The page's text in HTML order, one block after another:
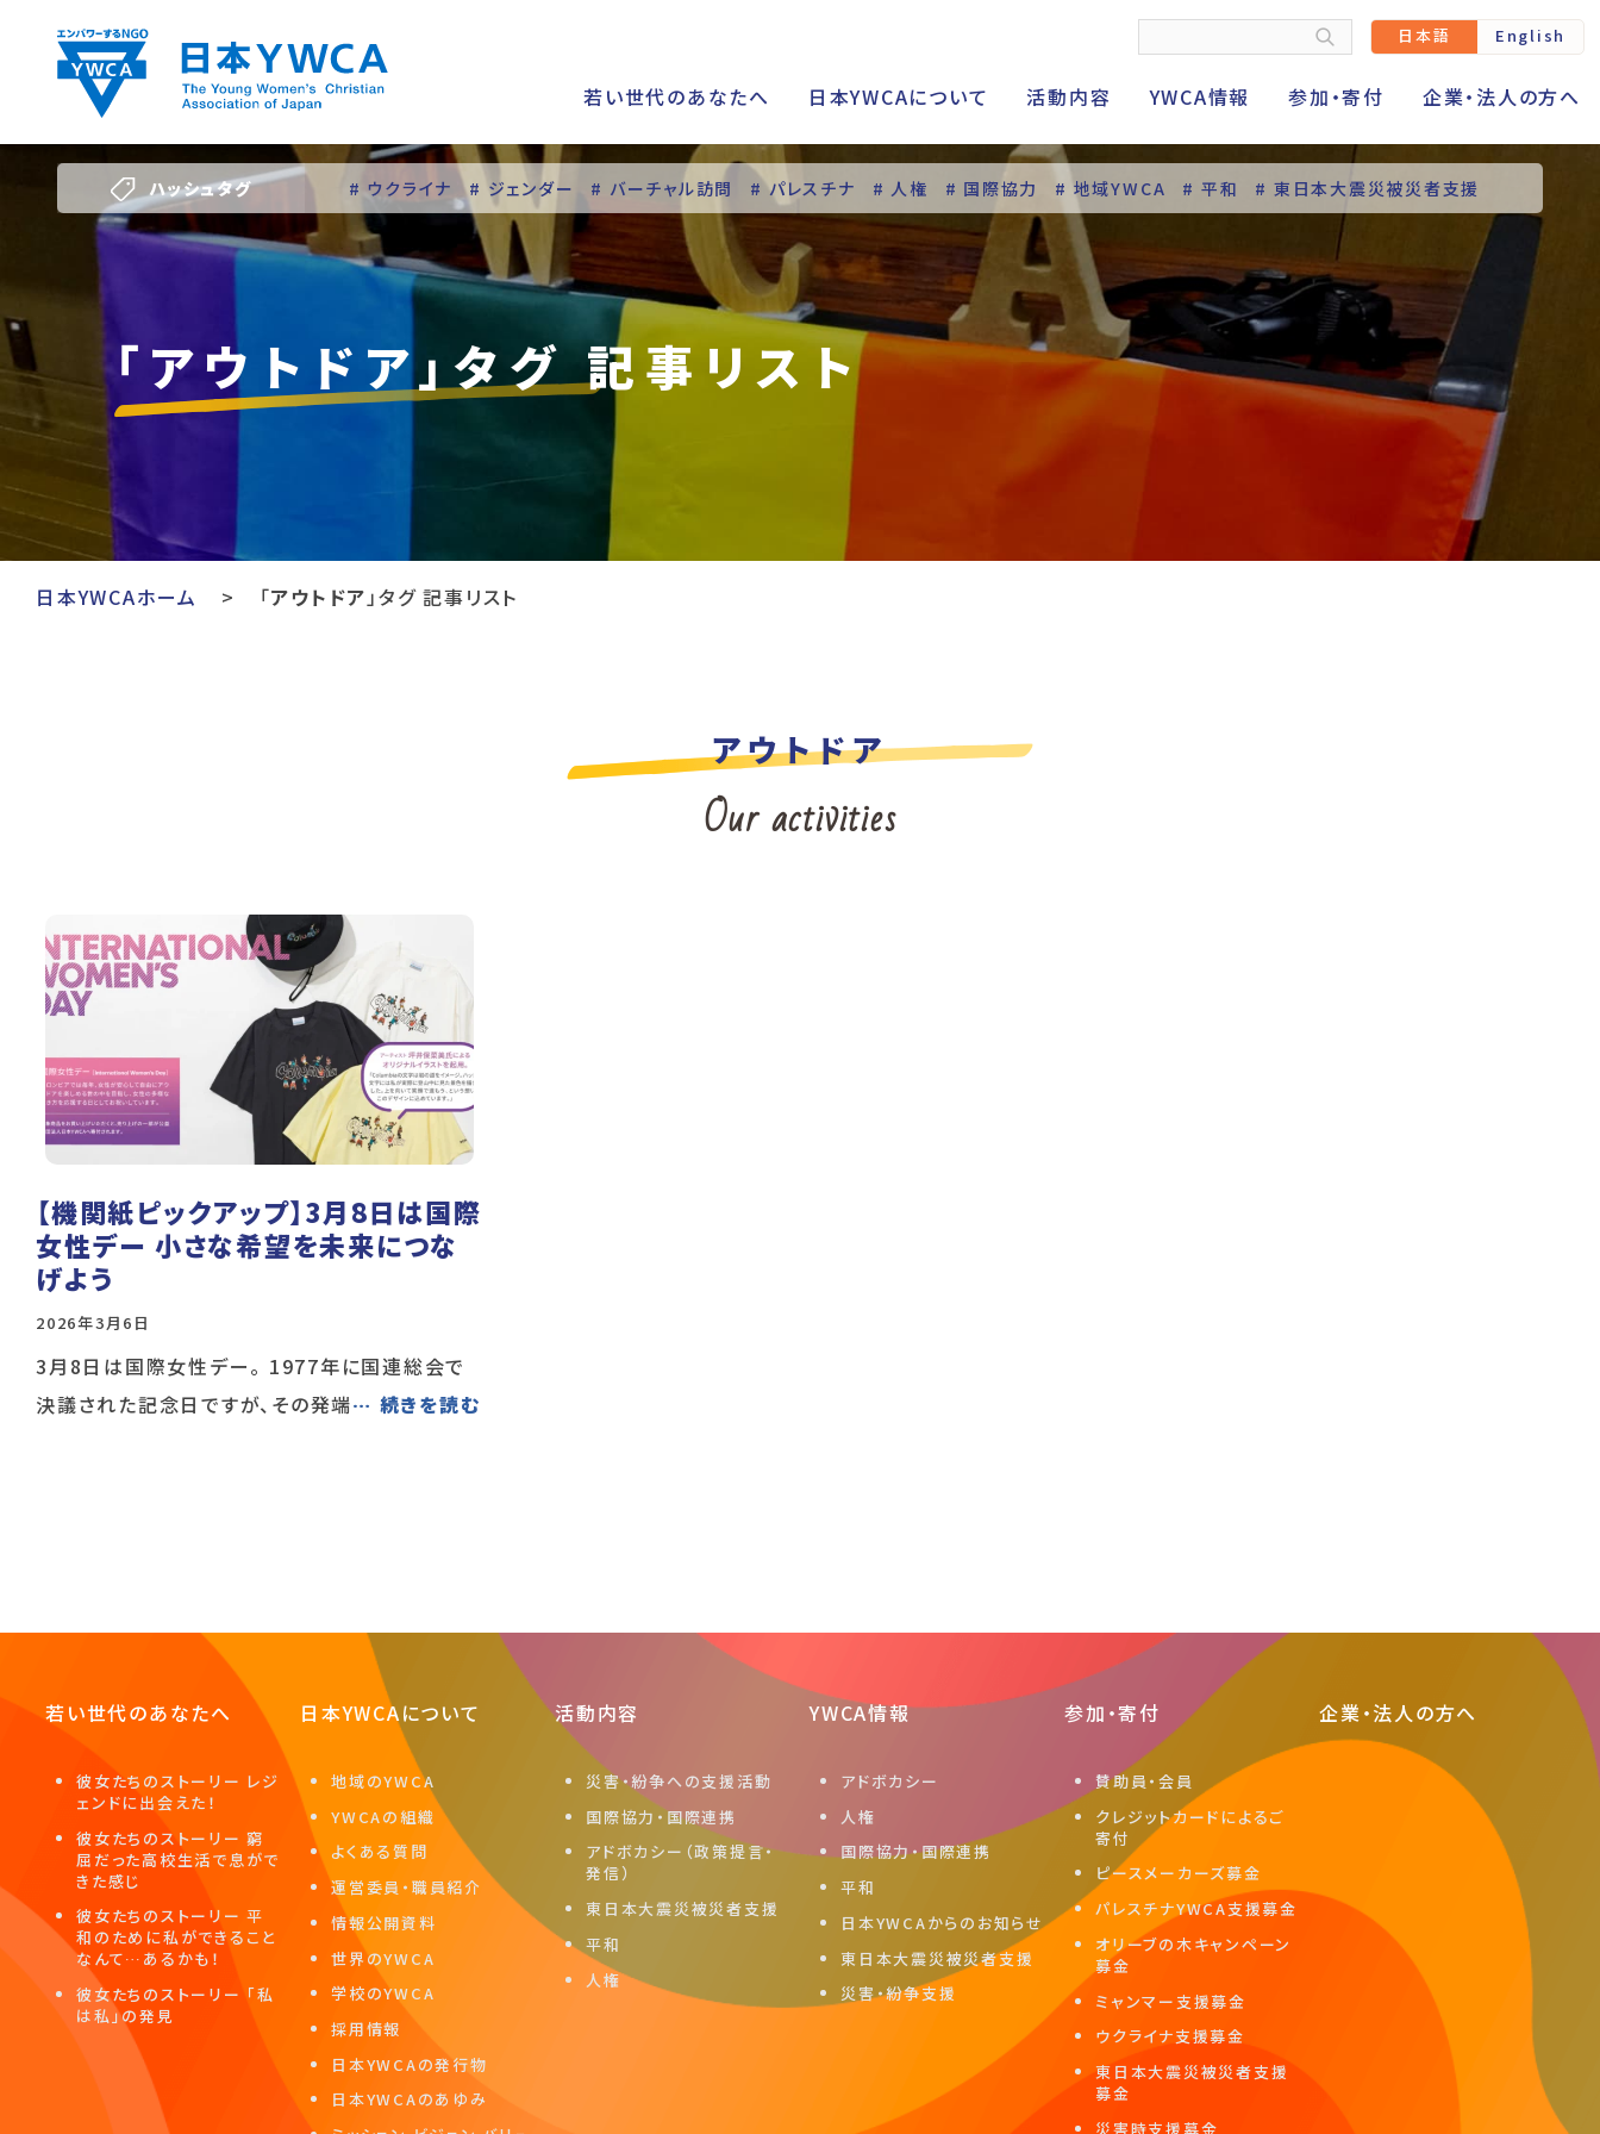
content
日本語 English
若い世代のあなたへ 日本YWCAについて 活動内容 YWCA情報 参加・寄付 企業・法人の方へ
ハッシュタグ # ウクライナ # ジェンダー # バーチャル訪問 # パレスチナ # 人権 # 国際協力 # 地域YWCA # 平和 # 東日本大震災被災者支援
# 若い女性のリーダーシップ
「アウトドア」タグ 記事リスト
日本YWCAホーム 「アウトドア」タグ 記事リスト
アウトドア
Our activities
【機関紙ピックアップ】3月8日は国際
女性デー 小さな希望を未来につな
げよう
2026年3月6日
3月8日は国際女性デー。 1977年に国連総会で
決議された記念日ですが、その発端… 続きを読む
若い世代のあなたへ
彼女たちのストーリー レジ
ェンドに出会えた！
彼女たちのストーリー 窮
屈だった高校生活で息がで
きた感じ
彼女たちのストーリー 平
和のために私ができること
なんて…あるかも！
彼女たちのストーリー 「私
は私」の発見
日本YWCAについて
地域のYWCA
YWCAの組織
よくある質問
運営委員・職員紹介
情報公開資料
世界のYWCA
学校のYWCA
採用情報
日本YWCAの発行物
日本YWCAのあゆみ
活動内容
災害・紛争への支援活動
国際協力・国際連携
アドボカシー（政策提言・
発信）
東日本大震災被災者支援
平和
人権
YWCA情報
アドボカシー
人権
国際協力・国際連携
平和
日本YWCAからのお知らせ
東日本大震災被災者支援
災害・紛争支援
参加・寄付
賛助員・会員
クレジットカードによるご
寄付
ピースメーカーズ募金
パレスチナYWCA支援募金
オリーブの木キャンペーン
募金
ミャンマー支援募金
ウクライナ支援募金
東日本大震災被災者支援
募金
災害時支援募金
企業・法人の方へ